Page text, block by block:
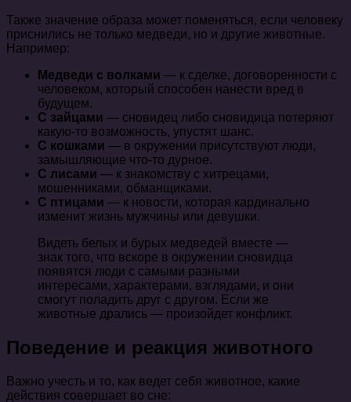
Также значение образа может поменяться, если человеку
приснились не только медведи, но и другие животные.
Например:
Медведи с волками — к сделке, договоренности с
человеком, который способен нанести вред в
будущем.
С зайцами — сновидец либо сновидица потеряют
какую-то возможность, упустят шанс.
С кошками — в окружении присутствуют люди,
замышляющие что-то дурное.
С лисами — к знакомству с хитрецами,
мошенниками, обманщиками.
С птицами — к новости, которая кардинально
изменит жизнь мужчины или девушки.
Видеть белых и бурых медведей вместе —
знак того, что вскоре в окружении сновидца
появятся люди с самыми разными
интересами, характерами, взглядами, и они
смогут поладить друг с другом. Если же
животные дрались — произойдет конфликт.
Поведение и реакция животного
Важно учесть и то, как ведет себя животное, какие
действия совершает во сне: